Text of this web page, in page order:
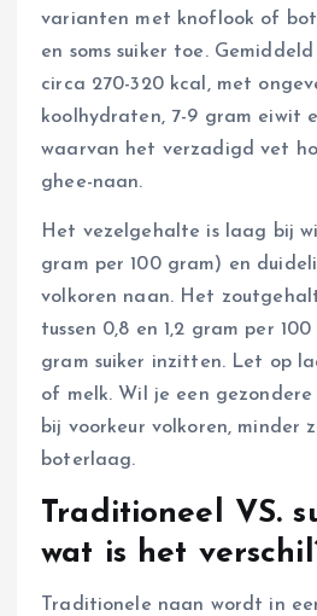
varianten met knoflook of
en soms suiker toe.
circa 270-320 kcal, met
koolhydraten, 7-9 gram eiwit
waarvan het verzadigd vet
ghee-naan.
Het vezelgehalte is laag bij
gram per 100 gram) en
volkoren naan. Het
tussen 0,8 en 1,2 gram per
gram suiker inzitten. Let op
of melk. Wil je een gezondere
bij voorkeur volkoren, minder
boterlaag.
Traditioneel VS.
wat is het
Traditionele naan wordt in